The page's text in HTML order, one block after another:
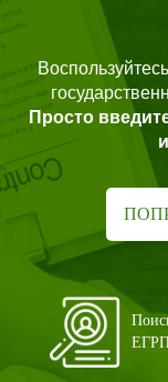
Просто